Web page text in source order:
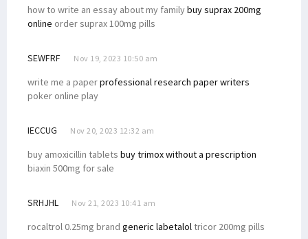
how to write an essay about my familybuy suprax 200mg
online order suprax 100mg pills
SEWFRF Nov 19, 2023 10:50 am
write me a paperprofessional research paper writers
poker online play
IECCUG Nov 20, 2023 12:32 am
buy amoxicillin tablets buy trimox without a prescription
biaxin 500mg for sale
SRHJHL Nov 21, 2023 10:41 am
rocaltrol 0.25mg brand generic labetaloltricor 200mg pills